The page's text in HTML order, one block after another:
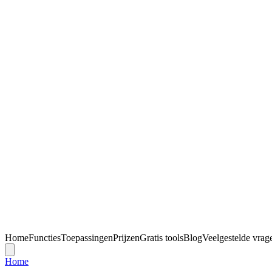
HomeFunctiesToepassingenPrijzenGratis toolsBlogVeelgestelde
Home